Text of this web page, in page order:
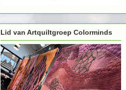
Lid van Artquiltgroep Colorminds